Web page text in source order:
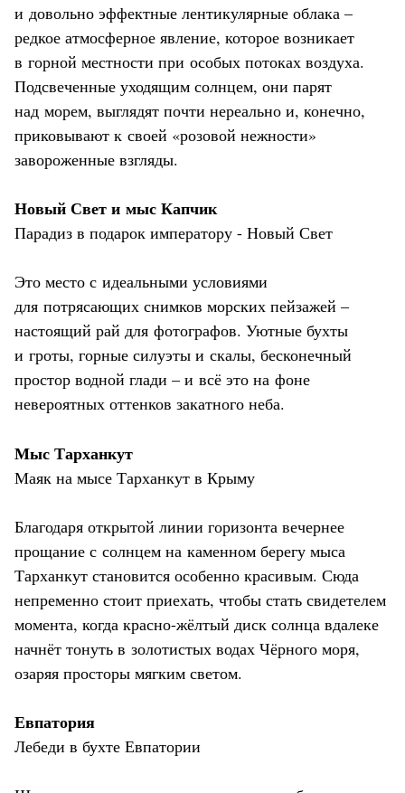
и довольно эффектные лентикулярные облака –
редкое атмосферное явление, которое возникает
в горной местности при особых потоках воздуха.
Подсвеченные уходящим солнцем, они парят
над морем, выглядят почти нереально и, конечно,
приковывают к своей «розовой нежности»
завороженные взгляды.
Новый Свет и мыс Капчик
Парадиз в подарок императору - Новый Свет
Это место с идеальными условиями
для потрясающих снимков морских пейзажей –
настоящий рай для фотографов. Уютные бухты
и гроты, горные силуэты и скалы, бесконечный
простор водной глади – и всё это на фоне
невероятных оттенков закатного неба.
Мыс Тарханкут
Маяк на мысе Тарханкут в Крыму
Благодаря открытой линии горизонта вечернее
прощание с солнцем на каменном берегу мыса
Тарханкут становится особенно красивым. Сюда
непременно стоит приехать, чтобы стать свидетелем
момента, когда красно-жёлтый диск солнца вдалеке
начнёт тонуть в золотистых водах Чёрного моря,
озаряя просторы мягким светом.
Евпатория
Лебеди в бухте Евпатории